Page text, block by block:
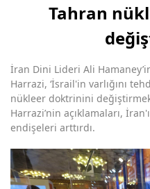
Tahran
İran Dini Lideri Ali
Harrazi, ‘İsrail'in varlığını
nükleer doktrinini değiştirmek
Harrazi’nin açıklamaları,
endişeleri arttırdı.